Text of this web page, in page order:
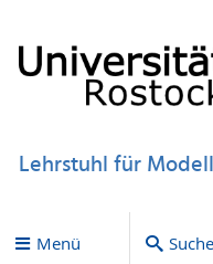
Lehrstuhl für
Menü Suche